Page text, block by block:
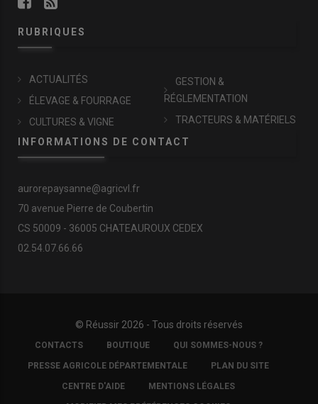
RUBRIQUES
ACTUALITÉS
ÉLEVAGE & FOURRAGE
CULTURES & VIGNE
GESTION &
RÉGLEMENTATION
TRACTEURS & MATÉRIELS
INFORMATIONS DE CONTACT
aurorepaysanne@agricvl.fr
70 avenue Pierre de Coubertin
CS 50009 - 36005 CHATEAUROUX CEDEX
02.54.07.66.66
© Réussir 2026 - Tous droits réservés
FOOTER
COPYRIGHT
CONTACTS BOUTIQUE QUI SOMMES-NOUS ?
PRESSE AGRICOLE DÉPARTEMENTALE PLAN DU SITE
CENTRE D'AIDE MENTIONS LÉGALES